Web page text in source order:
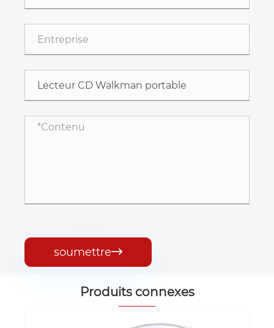
soumettre
Produits connexes